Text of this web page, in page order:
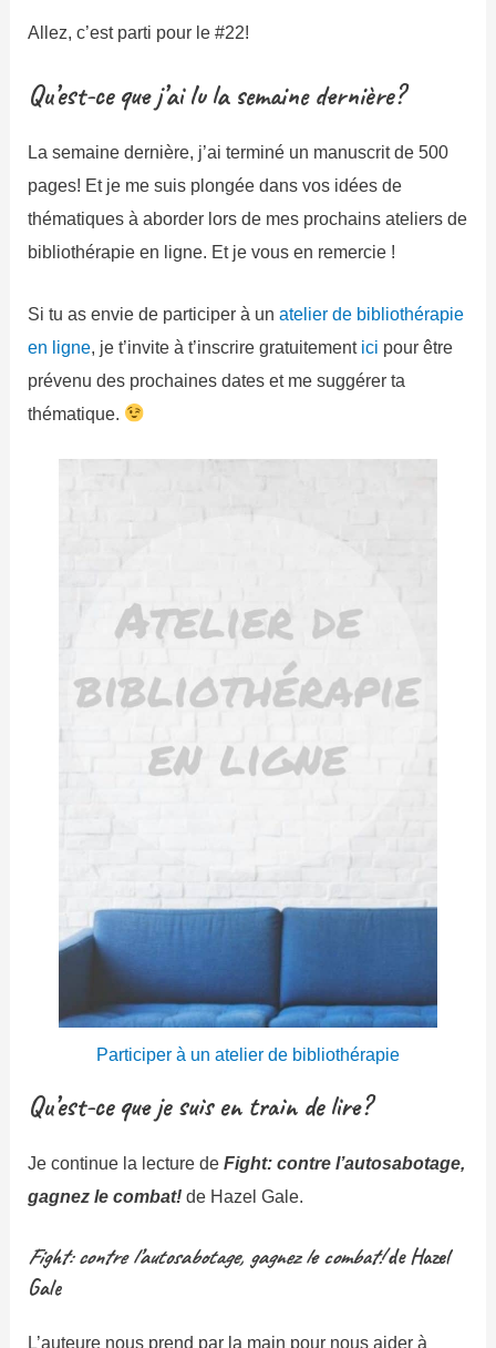
Allez, c’est parti pour le #22!
Qu’est-ce que j’ai lu la semaine dernière?
La semaine dernière, j’ai terminé un manuscrit de 500
pages! Et je me suis plongée dans vos idées de
thématiques à aborder lors de mes prochains ateliers de
bibliothérapie en ligne. Et je vous en remercie !
Si tu as envie de participer à unatelier de bibliothérapie
en ligne, je t’invite à t’inscrire gratuitement ici pour être
prévenu des prochaines dates et me suggérer ta
thématique.
Participer à un atelier de bibliothérapie
Qu’est-ce que je suis en train de lire?
Je continue la lecture deFight: contre l’autosabotage,
gagnez le combat! de Hazel Gale.
Fight: contre l’autosabotage, gagnez le combat!de Hazel
Gale
L’auteure nous prend par la main pour nous aider à